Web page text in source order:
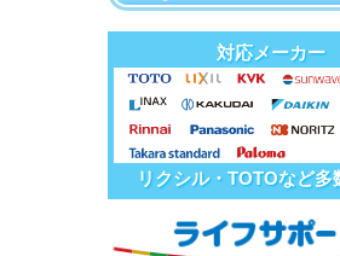
対応メーカー
リクシル・TOTOなど多